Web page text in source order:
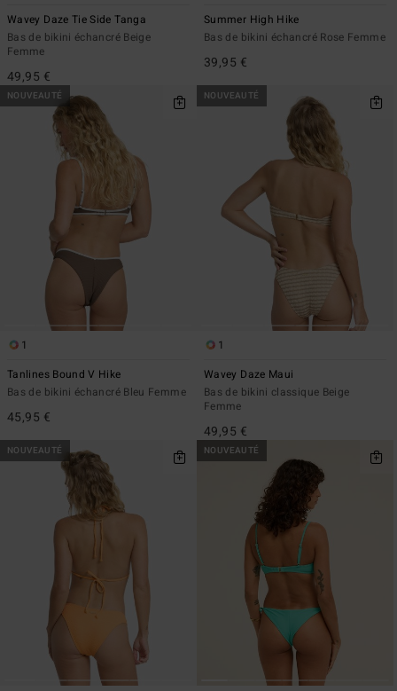
Wavey Daze Tie Side Tanga
Bas de bikini échancré Beige
Femme
49,95 €
Summer High Hike
Bas de bikini échancré Rose Femme
39,95 €
NOUVEAUTÉ
1
Tanlines Bound V Hike
Bas de bikini échancré Bleu Femme
45,95 €
NOUVEAUTÉ
1
Wavey Daze Maui
Bas de bikini classique Beige
Femme
49,95 €
NOUVEAUTÉ NOUVEAUTÉ